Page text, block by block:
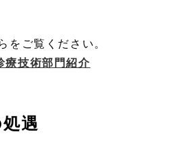
をご覧ください。
療技術部門紹介
遇